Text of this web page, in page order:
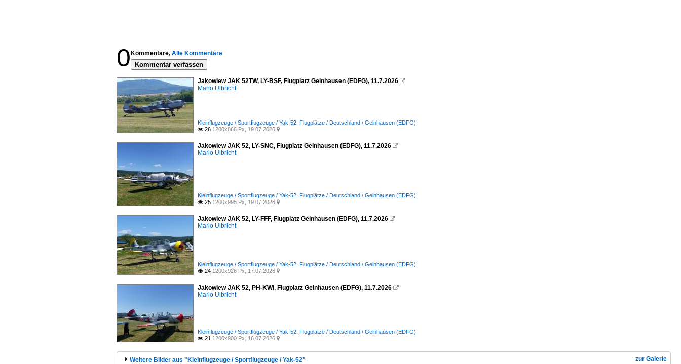
0 Kommentare, Alle Kommentare
Kommentar verfassen
Jakowlew JAK 52TW, LY-BSF, Flugplatz Gelnhausen (EDFG), 11.7.2026 
Mario Ulbricht
Kleinflugzeuge / Sportflugzeuge / Yak-52 Flugplätze / Deutschland / Gelnhausen (EDFG)
 26 1200x866 Px, 19.07.2026 
Jakowlew JAK 52, LY-SNC, Flugplatz Gelnhausen (EDFG), 11.7.2026 
Mario Ulbricht
Kleinflugzeuge / Sportflugzeuge / Yak-52 Flugplätze / Deutschland / Gelnhausen (EDFG)
 25 1200x995 Px, 19.07.2026 
Jakowlew JAK 52, LY-FFF, Flugplatz Gelnhausen (EDFG), 11.7.2026 
Mario Ulbricht
Kleinflugzeuge / Sportflugzeuge / Yak-52 Flugplätze / Deutschland / Gelnhausen (EDFG)
 24 1200x926 Px, 17.07.2026 
Jakowlew JAK 52, PH-KWI, Flugplatz Gelnhausen (EDFG), 11.7.2026 
Mario Ulbricht
Kleinflugzeuge / Sportflugzeuge / Yak-52 Flugplätze / Deutschland / Gelnhausen (EDFG)
 21 1200x900 Px, 16.07.2026 
zur Galerie
Weitere Bilder aus "Kleinflugzeuge / Sportflugzeuge / Yak-52"